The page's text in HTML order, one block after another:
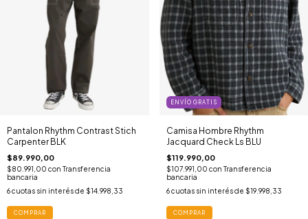
Pantalon Rhythm Contrast Stich
Carpenter BLK
$89.990,00
$80.991,00 con Transferencia
bancaria
6cuotas sin interés de $14.998,33
COMPRAR
ENVÍO GRATIS
Camisa Hombre Rhythm
Jacquard Check Ls BLU
$119.990,00
$107.991,00 con Transferencia
bancaria
6 cuotas sin interés de $19.998,33
COMPRAR